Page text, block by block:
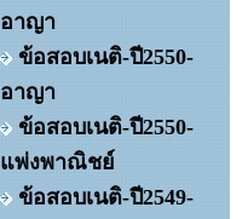
อาญา
ข้อสอบเนติ-ปี2550-
อาญา
ข้อสอบเนติ-ปี2550-
แพ่งพาณิชย์
ข้อสอบเนติ-ปี2549-